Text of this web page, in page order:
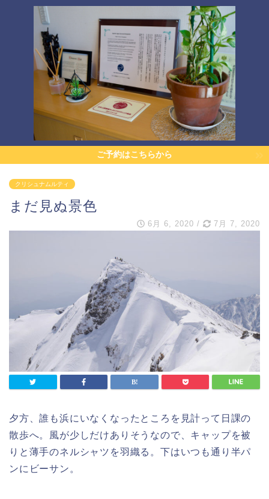
ご予約はこちらから
クリシュナムルティ
まだ見ぬ景色
6月 6, 2020 / 7月 7, 2020
夕方、誰も浜にいなくなったところを見計って日課の
散歩へ。風が少しだけありそうなので、キャップを被
りと薄手のネルシャツを羽織る。下はいつも通り半パ
ンにビーサン。